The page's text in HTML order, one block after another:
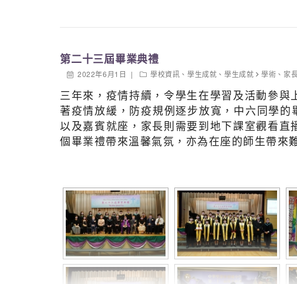
1D
甘焯琳
2A
洪妮娜
2A
徐芷君
2A
陳紫柔
2B
鄒靖愉
2B
林兆樟
2C
徐子喬
2C
巫玥瑤
2C
陳奧之
2D
白宜進
第二十三屆畢業典禮
2022年6月1日 學校資訊 、 學生成就 、 學生成就 學術 、 家
三年來，疫情持續，令學生在學習及活動參
著疫情放緩，防疫規例逐步放寬，中六同學
以及嘉賓就座，家長則需要到地下課室觀看
個畢業禮帶來溫馨氣氛，亦為在座的師生帶來